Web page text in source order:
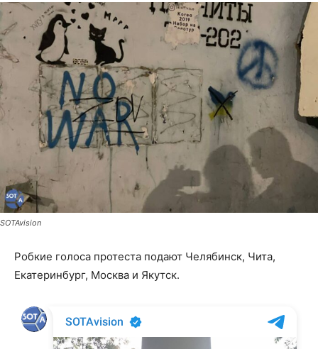
SOTAvision
Робкие голоса протеста подают Челябинск, Чита,
Екатеринбург, Москва и Якутск.